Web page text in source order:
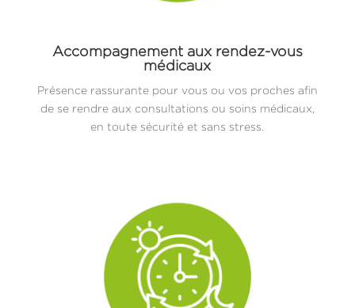
Accompagnement aux rendez-vous
médicaux
Présence rassurante pour vous ou vos proches afin
de se rendre aux consultations ou soins médicaux,
en toute sécurité et sans stress.